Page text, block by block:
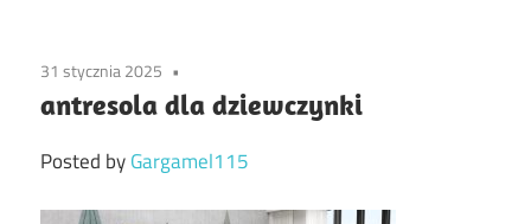
31 stycznia 2025
antresola dla dziewczynki
Posted byGargamel115